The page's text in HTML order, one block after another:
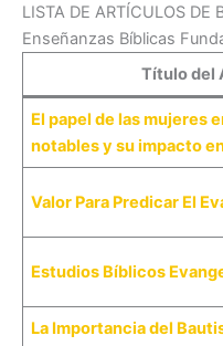
LISTA DE ARTÍCULOS DE
Enseñanzas Bíblicas
Título del
El papel de las mujeres
notables y su impacto
Valor Para Predicar El
Estudios Bíblicos
La Importancia del